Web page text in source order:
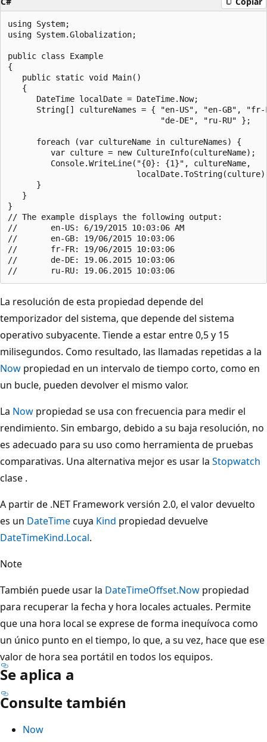
using System;
using System.Globalization;
public class Example
{
   public static void Main()
   {
      DateTime localDate = DateTime.Now;
String[] cultureNames = { "en-US", "en-GB", "fr-
                                "de-DE", "ru-RU" };
      foreach (var cultureName in cultureNames) {
         var culture = new CultureInfo(cultureName);
         Console.WriteLine("{0}: {1}", cultureName,
      }
   }
}
// The example displays the following output:
//       en-US: 6/19/2015 10:03:06 AM
//       en-GB: 19/06/2015 10:03:06
//       fr-FR: 19/06/2015 10:03:06
//       de-DE: 19.06.2015 10:03:06
La resolución de esta propiedad depende del
temporizador del sistema, que depende del sistema
operativo subyacente. Tiende a estar entre 0,5 y 15
milisegundos. Como resultado, las llamadas repetidas a la
Now propiedad en un intervalo de tiempo corto, como en
un bucle, pueden devolver el mismo valor.
La Now propiedad se usa con frecuencia para medir el
rendimiento. Sin embargo, debido a su baja resolución, no
es adecuado para su uso como herramienta de pruebas
comparativas. Una alternativa mejor es usar la Stopwatch
clase .
A partir de .NET Framework versión 2.0, el valor devuelto
es un DateTimecuya Kind propiedad devuelve
DateTimeKind.Local.
Note
También puede usar la DateTimeOffset.Now propiedad
para recuperar la fecha y hora locales actuales. Permite
que una hora local se exprese de forma inequívoca como
un único punto en el tiempo, lo que, a su vez, hace que ese
valor de hora sea portátil en todos los equipos.
Se aplica a
Consulte también
Now